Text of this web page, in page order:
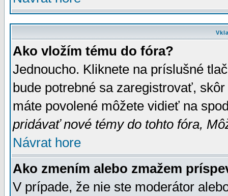
Ako vložím tému do fóra?
Jednoucho. Kliknete na príslušné
bude potrebné sa zaregistrovať,
máte povolené môžete vidieť na
pridávať nové témy do tohto fóra,
Návrat hore
Ako zmením alebo zmažem
V prípade, že nie ste moderátor